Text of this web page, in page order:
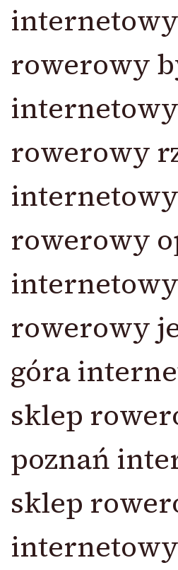
rowerowy
rowerowy
rowerowy
rowerowy
góra
sklep
poznań
sklep